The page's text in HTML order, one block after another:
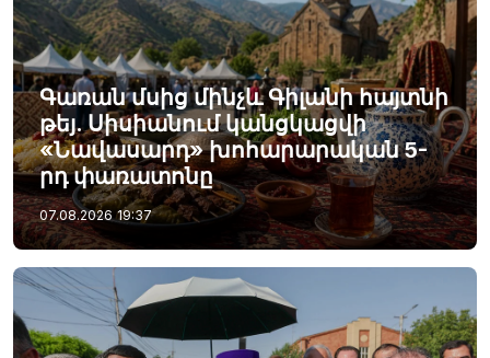
Գառան մսից մինչև Գիլանի հայտնի
թեյ. Սիսիանում կանցկացվի
«Նավասարդ» խոհարարական 5-
րդ փառատոնը
07.08.2026 19:37